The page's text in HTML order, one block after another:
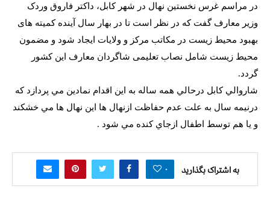
در مراسم غرس نخستین نهال در شهر کابل، داکتر فاروق وردک
وزیر معارف گفت که در نظر است تا در بهار سال آینده کمیته های
بهبود محیط زیست در مکاتب مرکز و ولایات ایجاد شود و مضمون
محیط زیست شامل نصاب تعلیمی شاگردان معارف این کشور
گردد.
شاروالي كابل درحالي همه ساله به اين اقدام نمادين مي پردازد كه
درنيمه سال به علت عدم حفاظت ازنهال ها اين نهال ها مي خشكند
و يا هم توسط اطفال ازجاي كنده مي شود .
به اشتراک بگذارید ۰